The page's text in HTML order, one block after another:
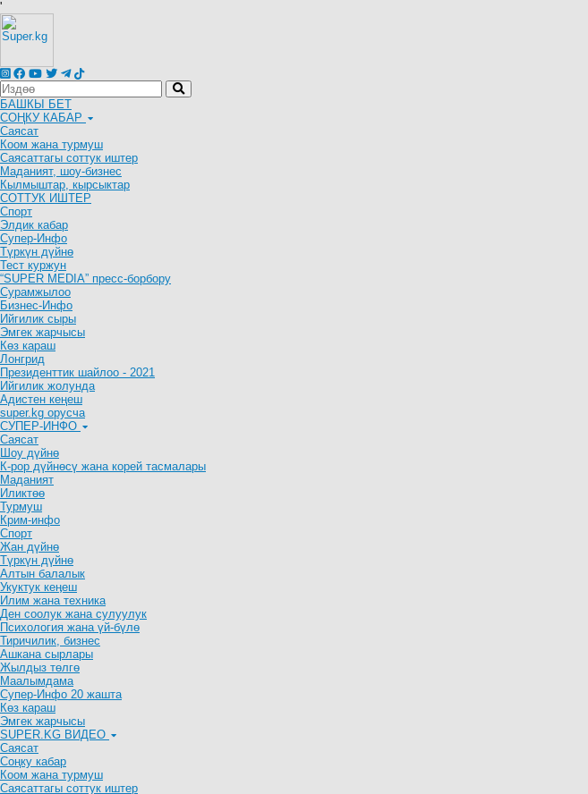
'
БАШКЫ БЕТ
СОҢКУ КАБАР
Саясат
Коом жана турмуш
Саясаттагы соттук иштер
Маданият, шоу-бизнес
Кылмыштар, кырсыктар
СОТТУК ИШТЕР
Спорт
Элдик кабар
Супер-Инфо
Түркүн дүйнө
Тест куржун
“SUPER MEDIA” пресс-борбору
Сурамжылоо
Бизнес-Инфо
Ийгилик сыры
Эмгек жарчысы
Көз караш
Лонгрид
Президенттик шайлоо - 2021
Ийгилик жолунда
Адистен кеңеш
super.kg орусча
СУПЕР-ИНФО
Саясат
Шоу дүйнө
К-рор дүйнөсү жана корей тасмалары
Маданият
Иликтөө
Турмуш
Крим-инфо
Спорт
Жан дүйнө
Түркүн дүйнө
Алтын балалык
Укуктук кеӊеш
Илим жана техника
Ден соолук жана сулуулук
Психология жана үй-бүлө
Тиричилик, бизнес
Ашкана сырлары
Жылдыз төлгө
Маалымдама
Супер-Инфо 20 жашта
Көз караш
Эмгек жарчысы
SUPER.KG ВИДЕО
Саясат
Cоңку кабар
Коом жана турмуш
Саясаттагы соттук иштер